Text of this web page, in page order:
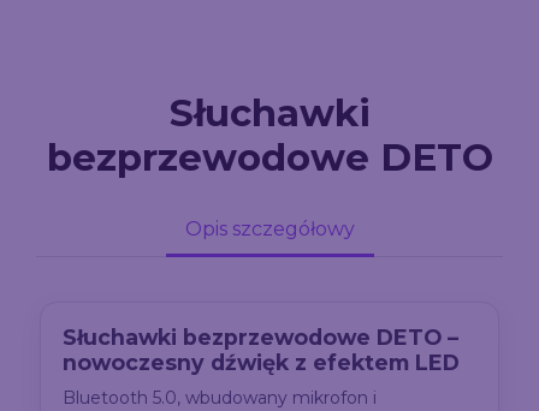
Słuchawki
bezprzewodowe DETO
Opis szczegółowy
Słuchawki bezprzewodowe DETO –
nowoczesny dźwięk z efektem LED
Bluetooth 5.0, wbudowany mikrofon i